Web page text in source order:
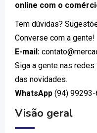
online com o
Tem dúvidas?
Converse com a gente!
E-mail:
Siga a gente nas
das novidades.
WhatsApp (94)
Visão geral